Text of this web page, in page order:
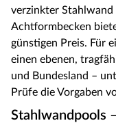
verzinkter
Achtformbecken
günstigen Preis. Für
einen ebenen,
und Bundesland –
Prüfe die Vorgaben
Stahlwandpools